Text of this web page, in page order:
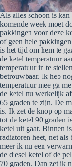
Als alles schoon is
komende week moet
pakkingen voor deze
of geen hele
is het tijd om hem te
de ketel temperatuur
temperatuur in te
betrouwbaar. Ik heb
temperatuur mee ga
de ketel nu werkelijk
65 graden te zijn. De
is. Ik zet de knop op
tot de ketel 90 graden
ketel uit gaat. Binnen
radiatoren heet, net
meer ik nu een
de diesel ketel of de
70 graden. Dan zet ik